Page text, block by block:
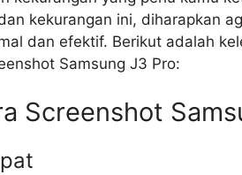
kekurangan ini, diharapkan
dan efektif. Berikut adalah
Samsung J3 Pro:
Screenshot